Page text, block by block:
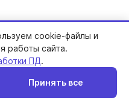
cookie-файлы и
работы сайта.
ПД.
Принять все